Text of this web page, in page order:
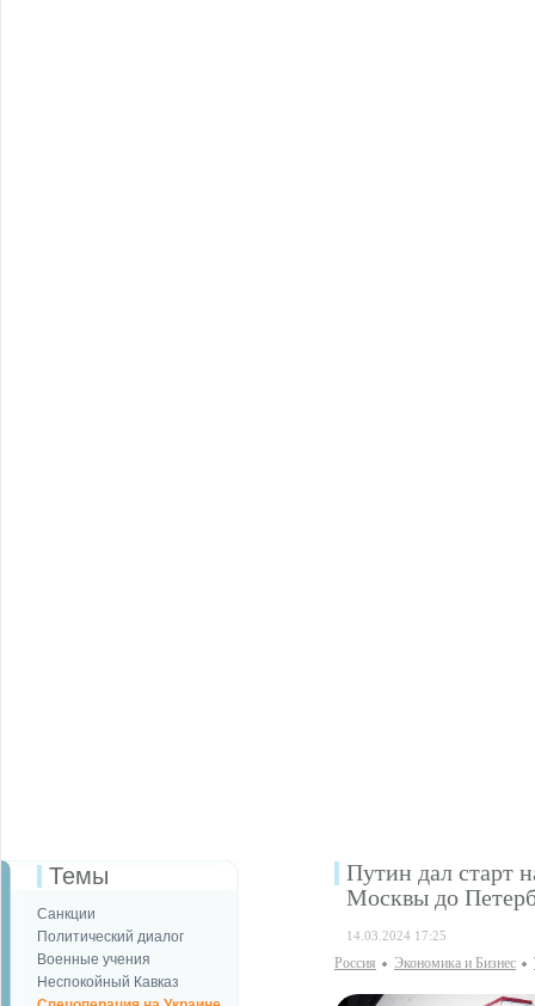
Темы
Санкции
Политический диалог
Военные учения
Неспокойный Кавказ
Путин дал старт
Москвы до
14.03.2024 17:25
Россия Экономика и Бизнес